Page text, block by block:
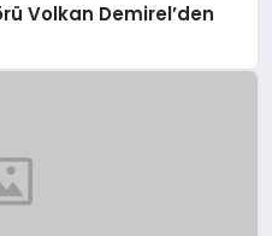
Volkan Demirel’den